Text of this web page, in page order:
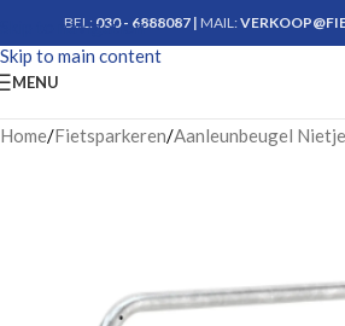
Skip to navigation
Skip to main content
BEL: 030 - 6888087| MAIL:
MENU
Home/Fietsparkeren/Aanleunbeugel